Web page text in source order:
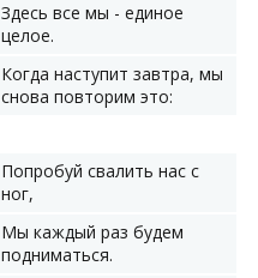
Здесь все мы - единое
целое.
Когда наступит завтра, мы
снова повторим это:
Попробуй свалить нас с
ног,
Мы каждый раз будем
подниматься.